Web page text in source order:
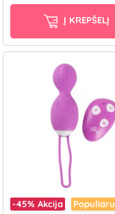
Į KREPŠELĮ
-45% Akcija
Populiaru